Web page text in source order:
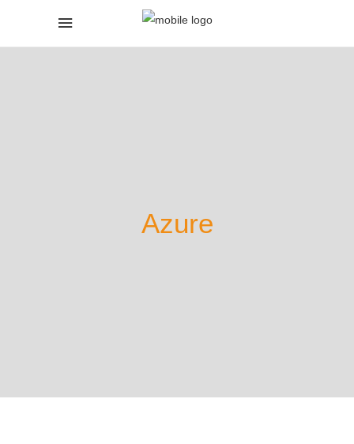
Azure